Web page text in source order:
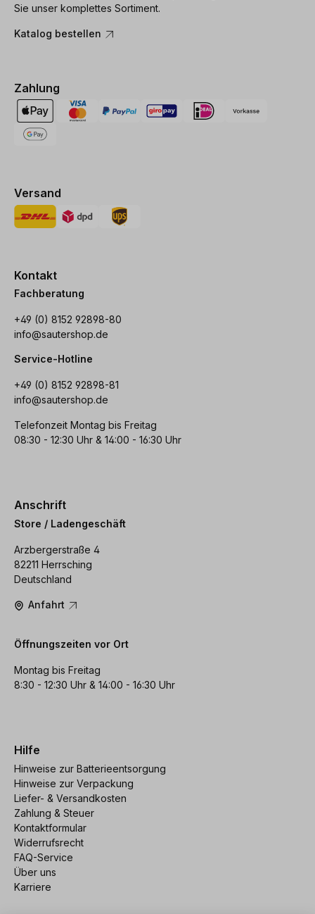
Sie unser komplettes Sortiment.
Katalog bestellen
Zahlung
Versand
Kontakt
Fachberatung
+49 (0) 8152 92898-80
info@sautershop.de
Service-Hotline
+49 (0) 8152 92898-81
info@sautershop.de
Telefonzeit Montag bis Freitag
08:30 - 12:30 Uhr & 14:00 - 16:30 Uhr
Anschrift
Store / Ladengeschäft
Arzbergerstraße 4
82211 Herrsching
Deutschland
Anfahrt
Öffnungszeiten vor Ort
Montag bis Freitag
8:30 - 12:30 Uhr & 14:00 - 16:30 Uhr
Hilfe
Hinweise zur Batterieentsorgung
Hinweise zur Verpackung
Liefer- & Versandkosten
Zahlung & Steuer
Kontaktformular
Widerrufsrecht
FAQ-Service
Über uns
Karriere